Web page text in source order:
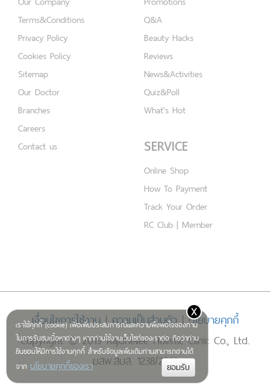
เราใช้คุกกี้ (cookie) เพื่อเพิ่มประสบการณ์และความพึงพอใจของท่าน
ในการรับชมเนื้อหาต่างๆ หากท่านใช้งานเว็บไซต์ของเราต่อ ถือว่าท่าน
ยินยอมให้มีการใช้งานคุกกี้ สำหรับข้อมูลเพิ่มเติมท่านสามารถอ่านได้
จาก นโยบายคุกกี้ของเรา
x
Terms&Conditions
Privacy Policy
Cookies Policy
Sitemap
Our Doctor
Branches
Careers
Contact us
Q&A
Beauty Hacks
Reviews
News&Activities
Quiz&Poll
What's Hot
SERVICE
Online Shop
How To Payment
Track Your Order
RC Club | Member
เงื่อนไขการใช้งาน|ความเป็นส่วนตัว|นโยบายคุกกี้
Copyright © 2019 Rajdhevee Holistic Clinic Co., Ltd.
ฆสพ.สบส. 1238/2562